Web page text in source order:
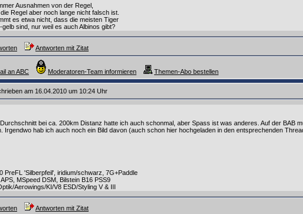
Ausnahmen von der Regel,
Regel aber noch lange nicht falsch ist.
es etwa nicht, dass die meisten Tiger
sind, nur weil es auch Albinos gibt?
Antworten mit Zitat
an ABC Moderatoren-Team informieren Themen-Abo bestellen
am 16.04.2010 um 10:24 Uhr
bei ca. 200km Distanz hatte ich auch schonmal, aber Spass ist was anderes. Auf der BAB
Irgendwo hab ich auch noch ein Bild davon (auch schon hier hochgeladen in den entsprechenden
PreFL 'Silberpfeil', iridium/schwarz, 7G+Paddle
MSpeed DSM, Bilstein B16 PSS9
Aerowings/KI/V8 ESD/Styling V & III
Antworten mit Zitat